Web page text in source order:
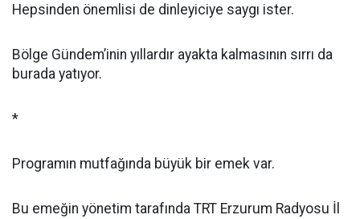
Hepsinden önemlisi de dinleyiciye saygı ister.
Bölge Gündem’inin yıllardır ayakta kalmasının sırrı da
burada yatıyor.
*
Programın mutfağında büyük bir emek var.
Bu emeğin yönetim tarafında TRT Erzurum Radyosu İl